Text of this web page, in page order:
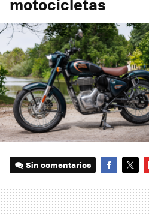
Sin comentarios